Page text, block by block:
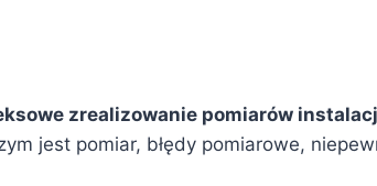
zrealizowanie pomiarów
jest pomiar, błędy pomiarowe,